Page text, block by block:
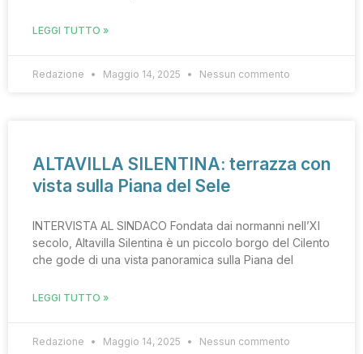
LEGGI TUTTO »
Redazione Maggio 14, 2025 Nessun commento
ALTAVILLA SILENTINA: terrazza con
vista sulla Piana del Sele
INTERVISTA AL SINDACO Fondata dai normanni nell’XI
secolo, Altavilla Silentina è un piccolo borgo del Cilento
che gode di una vista panoramica sulla Piana del
LEGGI TUTTO »
Redazione Maggio 14, 2025 Nessun commento